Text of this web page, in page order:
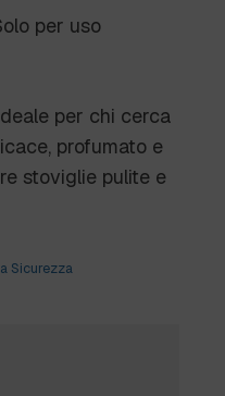
per uso
per chi cerca
profumato e
stoviglie pulite e
Sicurezza